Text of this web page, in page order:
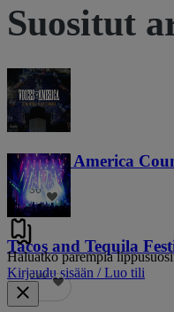
Suositut
Voices of America
36
Tacos and Tequila
690
Haluatko parempia
Kirjaudu sisään / Luo tili